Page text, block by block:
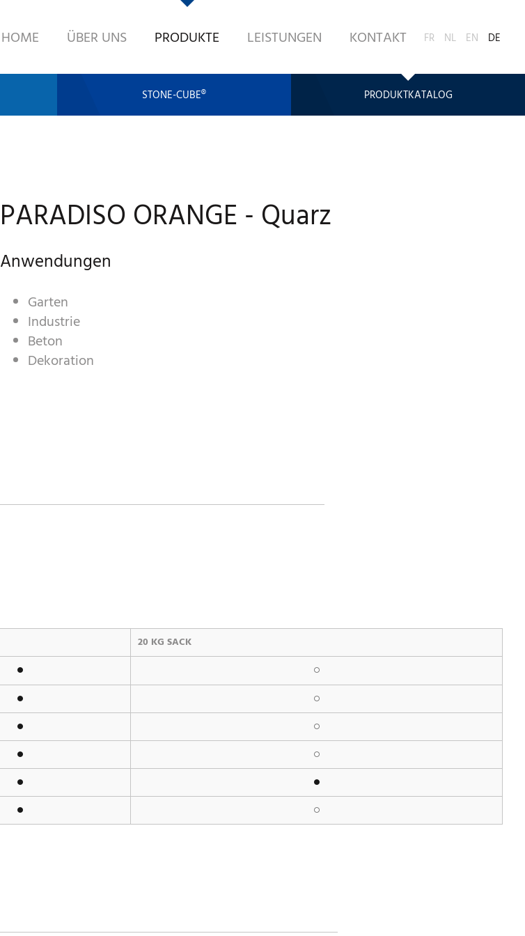
HOME ÜBER UNS PRODUKTE LEISTUNGEN KONTAKT
STONE-CUBE® PRODUKTKATALOG
FR NL EN DE
PARADISO ORANGE - Quarz
Anwendungen
Garten
Industrie
Beton
Dekoration
20 KG SACK